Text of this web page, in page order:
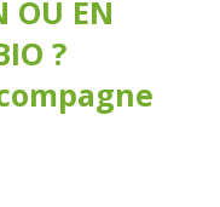
OU EN
?